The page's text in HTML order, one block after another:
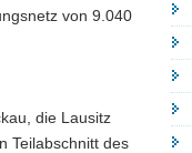
von 9.040
die Lausitz
Teilabschnitt des